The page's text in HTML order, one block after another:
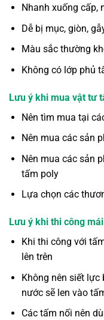
Nhanh xuống cấp,
Dễ bị mục, giòn,
Màu sắc thường
Không có lớp phủ
Lưu ý khi mua vật tư
Nên tìm mua tại
Nên mua các sản
Nên mua các sản
tấm poly
Lựa chọn các
Lưu ý khi thi công
Khi thi công với
lên trên
Không nên siết lực
nước sẽ len vào
Các tấm nối nên